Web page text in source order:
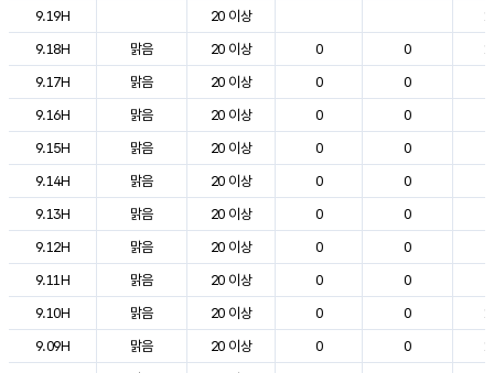
9.19H
20 이상
9.18H
맑음 20 이상 0 0
9.17H
맑음 20 이상 0 0
9.16H
맑음 20 이상 0 0
9.15H
맑음 20 이상 0 0
9.14H
맑음 20 이상 0 0
9.13H
맑음 20 이상 0 0
9.12H
맑음 20 이상 0 0
9.11H
맑음 20 이상 0 0
9.10H
맑음 20 이상 0 0
9.09H
맑음 20 이상 0 0